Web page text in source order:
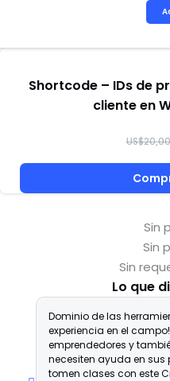
contenido
Sin
Sin
Sin
Lo que
Dominio de las
experiencia en el
emprendedores y
necesiten ayuda en
tomen clases con este
Shortcode – IDs de
cliente en
US$20,00